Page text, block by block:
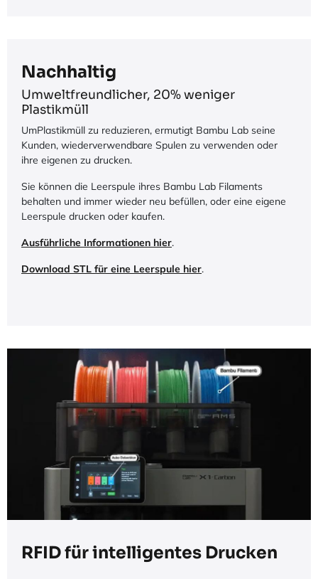
Nachhaltig
Umweltfreundlicher, 20% weniger
Plastikmüll
UmPlastikmüll zu reduzieren, ermutigt Bambu Lab seine
Kunden, wiederverwendbare Spulen zu verwenden oder
ihre eigenen zu drucken.
Sie können die Leerspule ihres Bambu Lab Filaments
behalten und immer wieder neu befüllen, oder eine eigene
Leerspule drucken oder kaufen.
Ausführliche Informationen hier.
Download STL für eine Leerspule hier.
RFID für intelligentes Drucken